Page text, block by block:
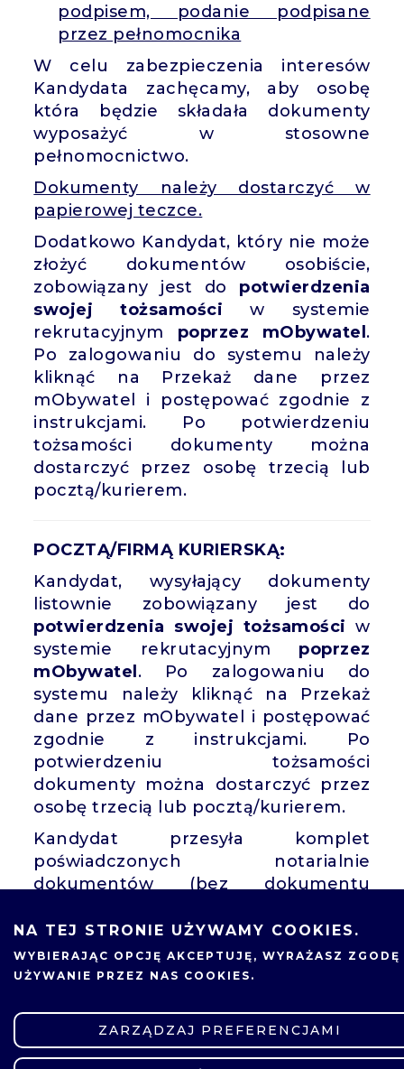
podpisem, podanie podpisane
przez pełnomocnika
W celu zabezpieczenia interesów
Kandydata zachęcamy, aby osobę
która będzie składała dokumenty
wyposażyć w stosowne
pełnomocnictwo.
Dokumenty należy dostarczyć w
papierowej teczce.
Dodatkowo Kandydat, który nie może
złożyć dokumentów osobiście,
zobowiązany jest do potwierdzenia
swojej tożsamości w systemie
rekrutacyjnym poprzez mObywatel .
Po zalogowaniu do systemu należy
kliknąć na Przekaż dane przez
mObywatel i postępować zgodnie z
instrukcjami. Po potwierdzeniu
tożsamości dokumenty można
dostarczyć przez osobę trzecią lub
pocztą/kurierem.
POCZTĄ/FIRMĄ KURIERSKĄ:
Kandydat, wysyłający dokumenty
listownie zobowiązany jest do
potwierdzenia swojej tożsamości w
systemie rekrutacyjnym poprzez
mObywatel . Po zalogowaniu do
systemu należy kliknąć na Przekaż
dane przez mObywatel i postępować
zgodnie z instrukcjami. Po
potwierdzeniu tożsamości
dokumenty można dostarczyć przez
osobę trzecią lub pocztą/kurierem.
Kandydat przesyła komplet
poświadczonych notarialnie
dokumentów (bez dokumentu
zgodnie z obowiązującymi terminami.
Adres do wysyłki:
Uczelniana Komisja Rekrutacyjna
ul. Jacka Rychlewskiego 2/137
61-131 Poznań
NA TEJ STRONIE UŻYWAMY COOKIES.
WYBIERAJĄC OPCJĘ AKCEPTUJĘ , WYRAŻASZ ZGODĘ
UŻYWANIE PRZEZ NAS COOKIES.
ZARZĄDZAJ PREFERENCJAMI